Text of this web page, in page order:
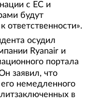
с ЕС и
будут
ответственности».
осудил
Ryanair и
портала
заявил, что
немедленного
в